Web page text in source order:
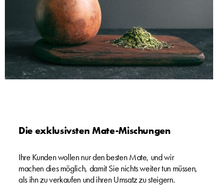
Die exklusivsten Mate-Mischungen
Ihre Kunden wollen nur den besten Mate, und wir
machen dies möglich, damit Sie nichts weiter tun müssen,
als ihn zu verkaufen und ihren Umsatz zu steigern.